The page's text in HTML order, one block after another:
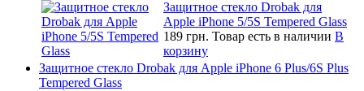
Защитное стекло Drobak для
Apple iPhone 5/5S Tempered Glass
189 грн. Товар есть в наличии В
корзину
Защитное стекло Drobak для Apple iPhone 6 Plus/6S Plus
Tempered Glass